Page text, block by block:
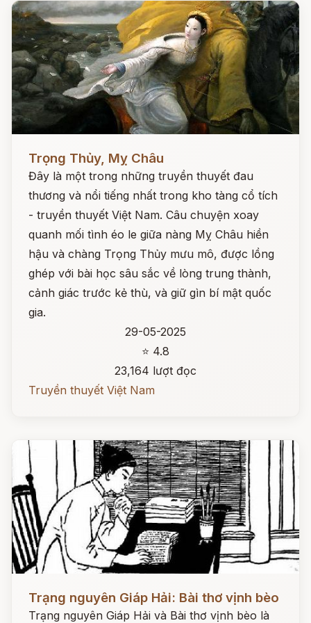
Trọng Thủy, Mỵ Châu
Đây là một trong những truyền thuyết đau
thương và nổi tiếng nhất trong kho tàng cổ tích
- truyền thuyết Việt Nam. Câu chuyện xoay
quanh mối tình éo le giữa nàng Mỵ Châu hiền
hậu và chàng Trọng Thủy mưu mô, được lồng
ghép với bài học sâu sắc về lòng trung thành,
cảnh giác trước kẻ thù, và giữ gìn bí mật quốc
gia.
29-05-2025
⭐ 4.8
23,164 lượt đọc
Truyền thuyết Việt Nam
Trạng nguyên Giáp Hải: Bài thơ vịnh bèo
Trạng nguyên Giáp Hải và Bài thơ vịnh bèo là